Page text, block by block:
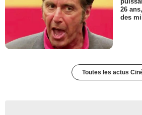
26
des
Toutes les actus